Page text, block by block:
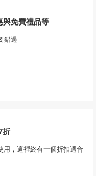
免費禮品等
錯過
折
用，這裡終有一個折扣適合